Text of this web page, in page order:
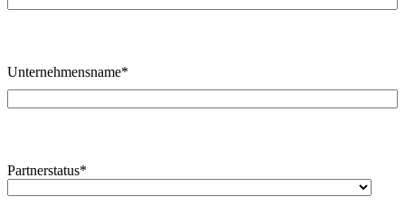
Unternehmensname*
Partnerstatus*